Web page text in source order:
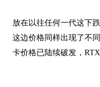
放在以往任何一代这下
这边价格同样出现了不
卡价格已陆续破发，